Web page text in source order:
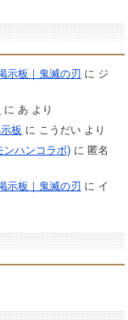
示板｜鬼滅の刃 に ジ
に あ より
板 に こうだいより
ンハンコラボ)に 匿名
示板｜鬼滅の刃 に イ